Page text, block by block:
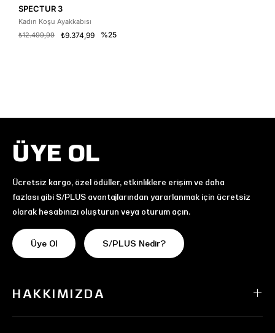
SPECTUR 3
Kadın Koşu Ayakkabısı
₺9.374,99
₺12.499,99 %25
ÜYE OL
Ücretsiz kargo, özel ödüller, etkinliklere erişim ve daha
fazlası gibi S/PLUS avantajlarından yararlanmak için ücretsiz
olarak hesabınızı oluşturun veya oturum açın.
Üye Ol S/PLUS Nedir?
HAKKIMIZDA